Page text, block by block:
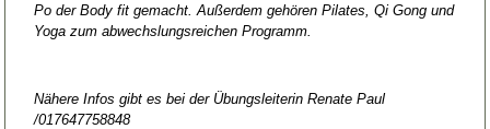
Po der Body fit gemacht. Außerdem gehören Pilates, Qi Gong und
Yoga zum abwechslungsreichen Programm.
Nähere Infos gibt es bei der Übungsleiterin Renate Paul
/017647758848